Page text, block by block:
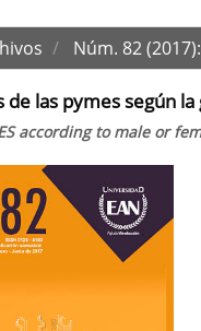
Núm. 82
de las pymes según
according to male or